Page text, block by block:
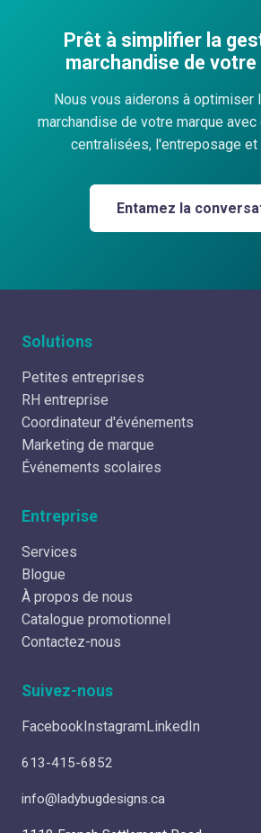
Prêt à simplifier la
marchandise de votre
Nous vous aiderons à optimiser
marchandise de votre marque
centralisées, l'entreposage et
Entamez la
Solutions
Petites entreprises
RH entreprise
Coordinateur d'événements
Marketing de marque
Événements scolaires
Entreprise
Services
Blogue
À propos de nous
Catalogue promotionnel
Contactez-nous
Suivez-nous
FacebookInstagramLinkedIn
613-415-6852
info@ladybugdesigns.ca